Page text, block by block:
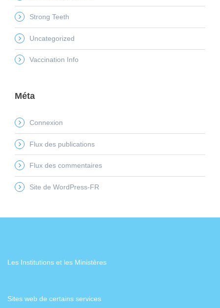
Strong Teeth
Uncategorized
Vaccination Info
Méta
Connexion
Flux des publications
Flux des commentaires
Site de WordPress-FR
Les Institutions et les Ministères
Sites web de certains services